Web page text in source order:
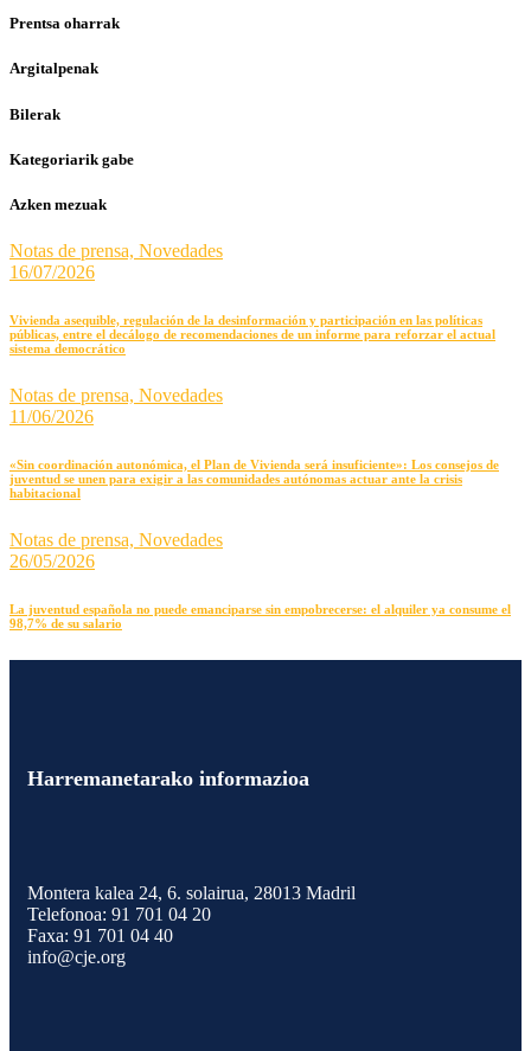
Prentsa oharrak
Argitalpenak
Bilerak
Kategoriarik gabe
Azken mezuak
Notas de prensa, Novedades
16/07/2026
Vivienda asequible, regulación de la desinformación y participación en las políticas
públicas, entre el decálogo de recomendaciones de un informe para reforzar el actual
sistema democrático
Notas de prensa, Novedades
11/06/2026
«Sin coordinación autonómica, el Plan de Vivienda será insuficiente»: Los consejos de
juventud se unen para exigir a las comunidades autónomas actuar ante la crisis
habitacional
Notas de prensa, Novedades
26/05/2026
La juventud española no puede emanciparse sin empobrecerse: el alquiler ya consume el
98,7% de su salario
Harremanetarako informazioa
Montera kalea 24, 6. solairua, 28013 Madril
Telefonoa: 91 701 04 20
Faxa: 91 701 04 40
info@cje.org